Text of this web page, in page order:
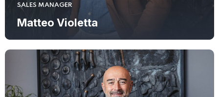
SALES MANAGER
Matteo Violetta